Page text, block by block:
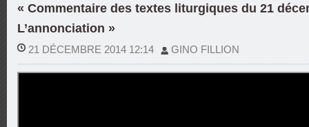
« Commentaire des textes liturgiques du 21
L’annonciation »
21 DÉCEMBRE 2014 12:14 GINO FILLION